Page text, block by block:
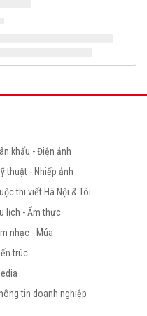
khấu - Điện ảnh
thuật - Nhiếp ảnh
thi viết Hà Nội & Tôi
lịch - Ẩm thực
nhạc - Múa
trúc
tin doanh nghiệp